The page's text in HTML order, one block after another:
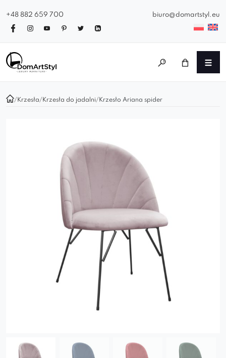
+48 882 659 700 biuro@domartstyl.eu
/ Krzesła/ Krzesła do jadalni/ Krzesło Ariana spider